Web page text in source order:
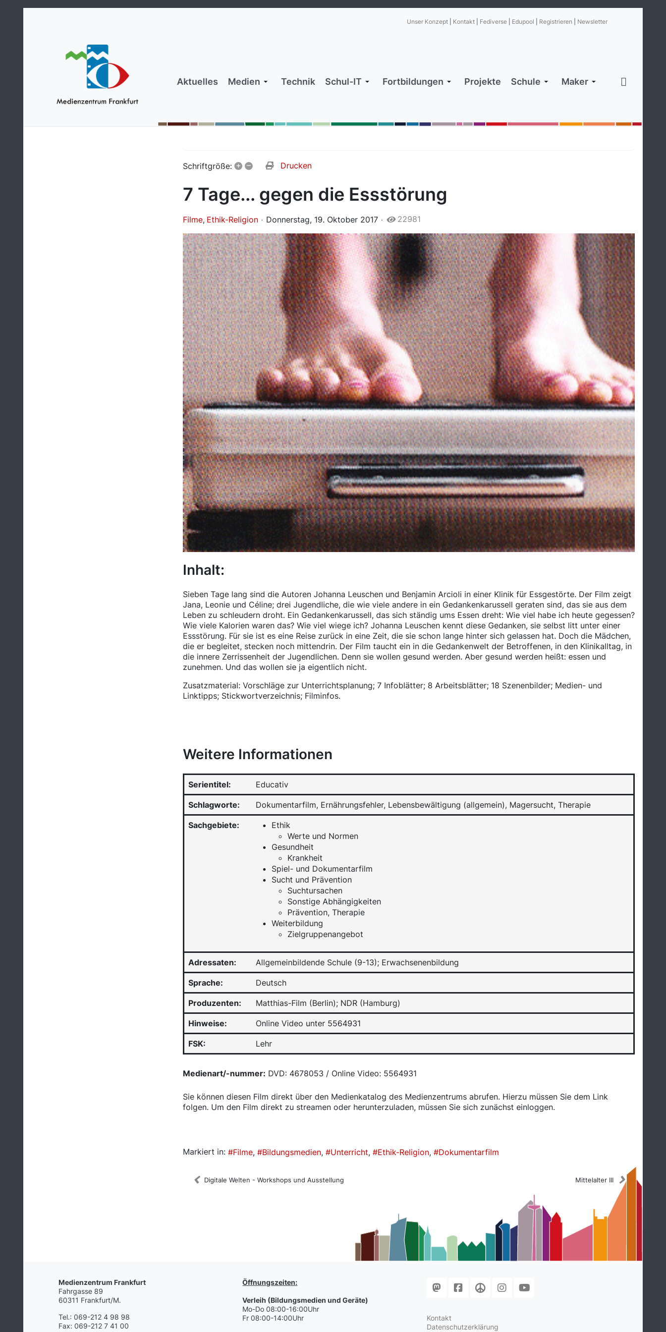
Unser Konzept Kontakt Fediverse Edupool Registrieren Newsletter
Aktuelles Medien Technik Schul-IT Fortbildungen Projekte Schule Maker
Schriftgröße: + – Drucken
7 Tage... gegen die Essstörung
Filme Ethik-Religion Donnerstag, 19. Oktober 2017 22981
Inhalt:
Sieben Tage lang sind die Autoren Johanna Leuschen und Benjamin Arcioli in einer Klinik für Essgestörte. Der Film zeigt
Jana, Leonie und Céline; drei Jugendliche, die wie viele andere in ein Gedankenkarussell geraten sind, das sie aus dem
Leben zu schleudern droht. Ein Gedankenkarussell, das sich ständig ums Essen dreht: Wie viel habe ich heute gegessen?
Wie viele Kalorien waren das? Wie viel wiege ich? Johanna Leuschen kennt diese Gedanken, sie selbst litt unter einer
Essstörung. Für sie ist es eine Reise zurück in eine Zeit, die sie schon lange hinter sich gelassen hat. Doch die Mädchen,
die er begleitet, stecken noch mittendrin. Der Film taucht ein in die Gedankenwelt der Betroffenen, in den Klinikalltag, in
die innere Zerrissenheit der Jugendlichen. Denn sie wollen gesund werden. Aber gesund werden heißt: essen und
zunehmen. Und das wollen sie ja eigentlich nicht.
Zusatzmaterial: Vorschläge zur Unterrichtsplanung; 7 Infoblätter; 8 Arbeitsblätter; 18 Szenenbilder; Medien- und
Linktipps; Stickwortverzeichnis; Filminfos.
Weitere Informationen
Serientitel: Educativ
Schlagworte: Dokumentarfilm, Ernährungsfehler, Lebensbewältigung (allgemein), Magersucht, Therapie
Sachgebiete:
Ethik
Werte und Normen
Gesundheit
Krankheit
Spiel- und Dokumentarfilm
Sucht und Prävention
Suchtursachen
Sonstige Abhängigkeiten
Prävention, Therapie
Weiterbildung
Zielgruppenangebot
Adressaten: Allgemeinbildende Schule (9-13); Erwachsenenbildung
Sprache: Deutsch
Produzenten: Matthias-Film (Berlin); NDR (Hamburg)
Hinweise: Online Video unter 5564931
FSK: Lehr
Medienart/-nummer: DVD: 4678053 / Online Video: 5564931
Sie können diesen Film direkt über den Medienkatalog des Medienzentrums abrufen. Hierzu müssen Sie dem Link
folgen. Um den Film direkt zu streamen oder herunterzuladen, müssen Sie sich zunächst einloggen.
Markiert in: Filme Bildungsmedien Unterricht Ethik-Religion Dokumentarfilm
Digitale Welten - Workshops und Ausstellung Mittelalter III
Medienzentrum Frankfurt
Fahrgasse 89
60311 Frankfurt/M.
Tel.: 069-212 4 98 98
Fax: 069-212 7 41 00
Öffnungszeiten:
Verleih (Bildungsmedien und Geräte)
Mo-Do 08:00-16:00Uhr
Fr 08:00-14:00Uhr
Kontakt
Datenschutzerklärung